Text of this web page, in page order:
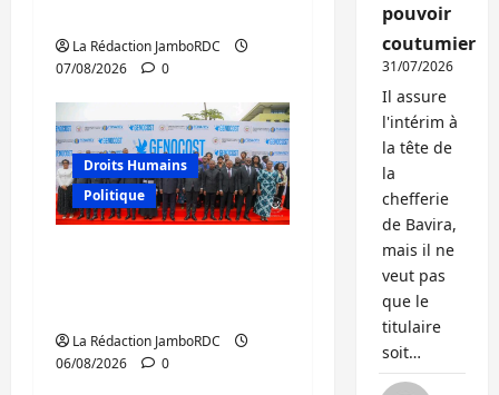
La Rédaction JamboRDC
07/08/2026
0
Droits Humains
Politique
La Rédaction JamboRDC
06/08/2026
0
pouvoir
coutumier
31/07/2026
Il assure
l'intérim à
la tête de
la
chefferie
de Bavira,
mais il ne
veut pas
que le
titulaire
soit…